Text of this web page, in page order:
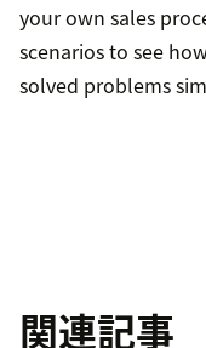
your own sales
scenarios to see
solved problems
関連記事